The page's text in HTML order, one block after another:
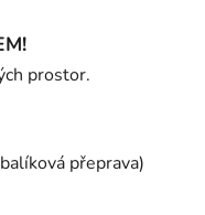
prostor.
přeprava)